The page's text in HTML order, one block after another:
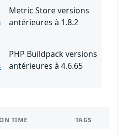
Metric Store versions
antérieures à 1.8.2
PHP Buildpack versions
antérieures à 4.6.65
TIME TAGS